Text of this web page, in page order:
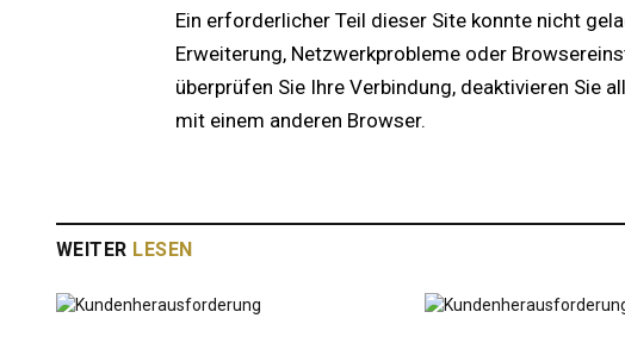
Ein erforderlicher Teil dieser Site konnte nicht
Erweiterung, Netzwerkprobleme oder
überprüfen Sie Ihre Verbindung, deaktivieren Sie
mit einem anderen Browser.
WEITER LESEN